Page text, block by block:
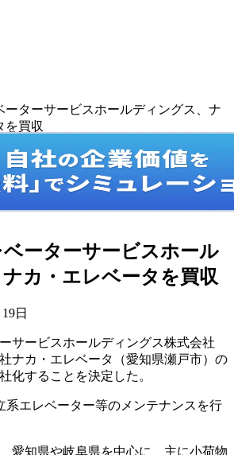
ーターサービスホールディングス、ナ
を買収
ーターサービスホール
カ・エレベータを買収
日
サービスホールディングス株式会社
社ナカ・エレベータ（愛知県瀬戸市）の
化することを決定した。
系エレベーター等のメンテナンスを行
愛知県や岐阜県を中心に、主に小荷物